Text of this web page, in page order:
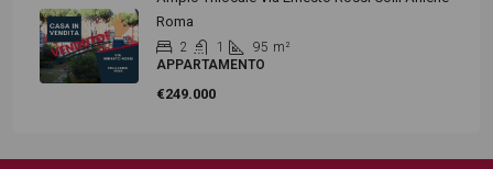
Roma
2 1 95 m²
APPARTAMENTO
€249.000